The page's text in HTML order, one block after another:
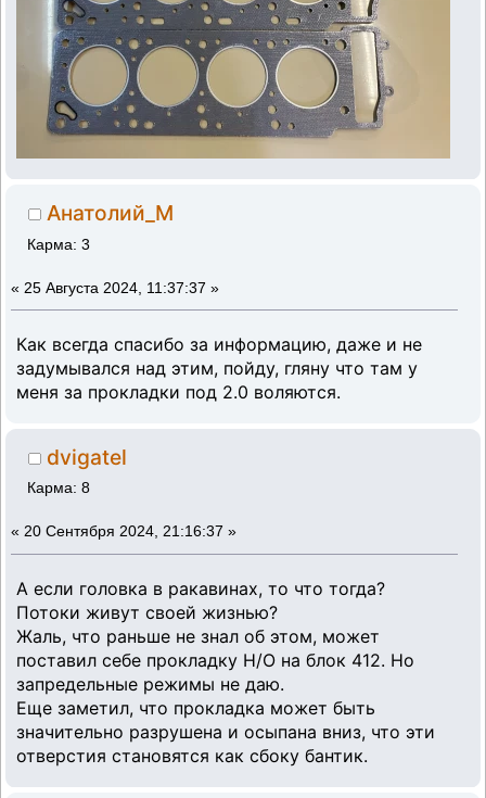
Анатолий_М
Карма: 3
« 25 Августа 2024, 11:37:37 »
Как всегда спасибо за информацию, даже и не
задумывался над этим, пойду, гляну что там у
меня за прокладки под 2.0 воляются.
dvigatel
Карма: 8
« 20 Сентября 2024, 21:16:37 »
А если головка в ракавинах, то что тогда?
Потоки живут своей жизнью?
Жаль, что раньше не знал об этом, может
поставил себе прокладку Н/О на блок 412. Но
запредельные режимы не даю.
Еще заметил, что прокладка может быть
значительно разрушена и осыпана вниз, что эти
отверстия становятся как сбоку бантик.